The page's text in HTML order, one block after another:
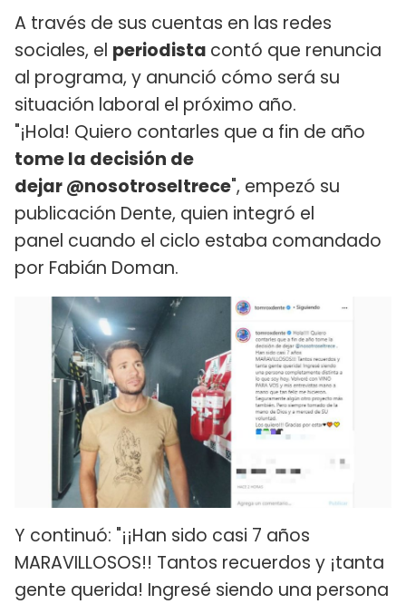
A través de sus cuentas en las redes
sociales, el periodista contó que renuncia
al programa, y anunció cómo será su
situación laboral el próximo año.
"¡Hola! Quiero contarles que a fin de año
tome la decisión de
dejar @nosotroseltrece", empezó su
publicación Dente, quien integró el
panel cuando el ciclo estaba comandado
por Fabián Doman.
Y continuó: "¡¡Han sido casi 7 años
MARAVILLOSOS!! Tantos recuerdos y ¡tanta
gente querida! Ingresé siendo una persona